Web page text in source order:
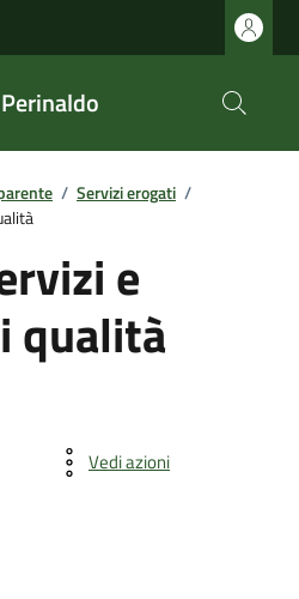
/ Servizi erogati /
e
qualità
Vedi azioni